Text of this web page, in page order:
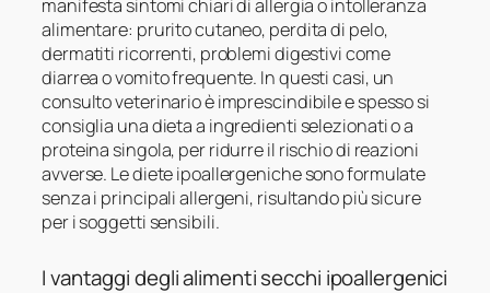
manifesta sintomi chiari di allergia o intolleranza
alimentare: prurito cutaneo, perdita di pelo,
dermatiti ricorrenti, problemi digestivi come
diarrea o vomito frequente. In questi casi, un
consulto veterinario è imprescindibile e spesso si
consiglia una dieta a ingredienti selezionati o a
proteina singola, per ridurre il rischio di reazioni
avverse. Le diete ipoallergeniche sono formulate
senza i principali allergeni, risultando più sicure
per i soggetti sensibili.
I vantaggi degli alimenti secchi ipoallergenici